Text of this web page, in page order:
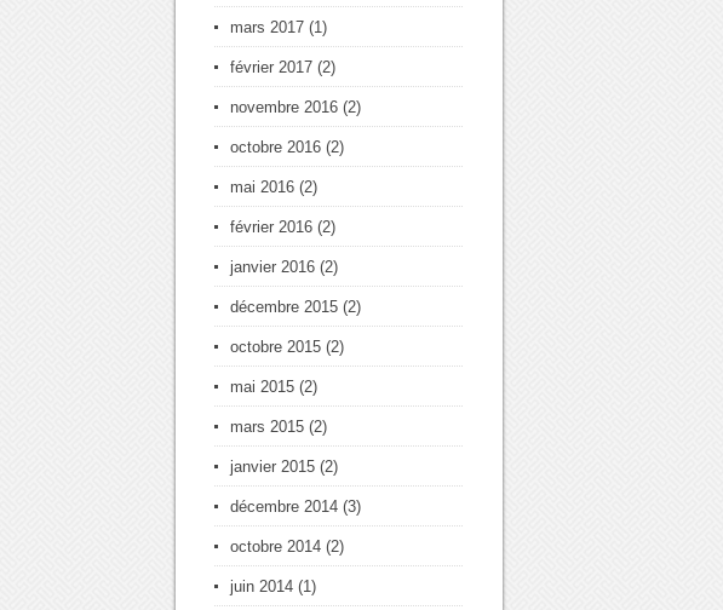
mars 2017 (1)
février 2017 (2)
novembre 2016 (2)
octobre 2016 (2)
mai 2016 (2)
février 2016 (2)
janvier 2016 (2)
décembre 2015 (2)
octobre 2015 (2)
mai 2015 (2)
mars 2015 (2)
janvier 2015 (2)
décembre 2014 (3)
octobre 2014 (2)
juin 2014 (1)